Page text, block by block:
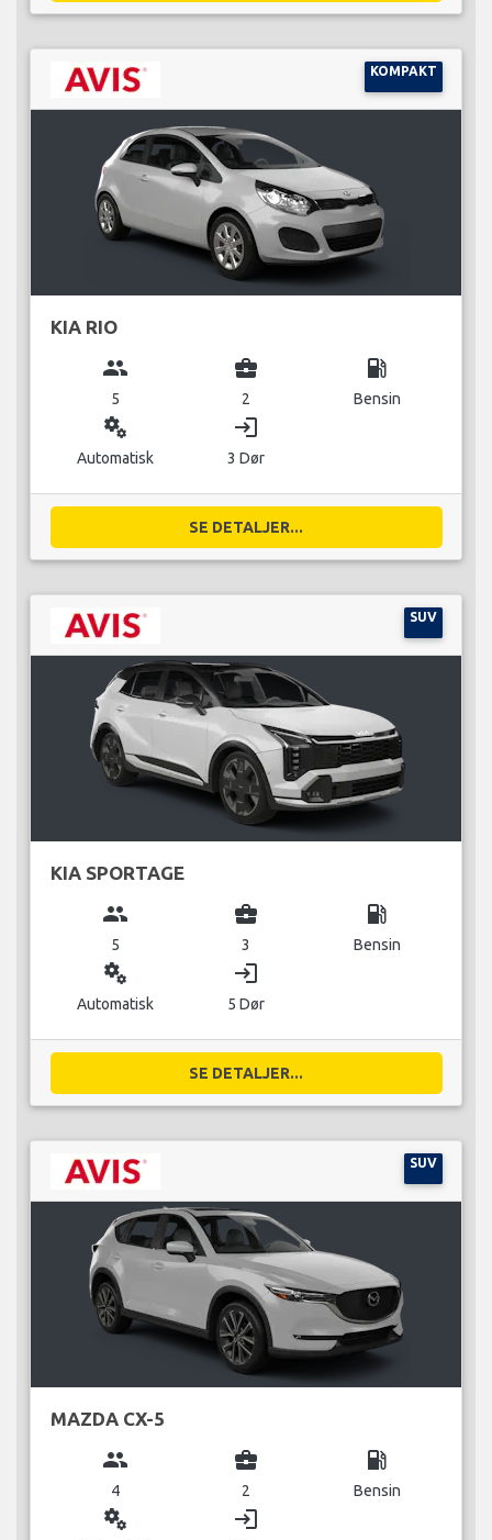
KOMPAKT
KIA RIO
group
5
business_center
2
local_gas_station
Bensin
miscellaneous_services
Automatisk
login
3 Dør
SE DETALJER...
SUV
KIA SPORTAGE
group
5
business_center
3
local_gas_station
Bensin
miscellaneous_services
Automatisk
login
5 Dør
SE DETALJER...
SUV
MAZDA CX-5
group
4
business_center
2
local_gas_station
Bensin
miscellaneous_services login